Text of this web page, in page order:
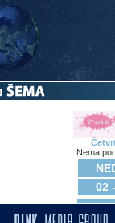
Nema
02